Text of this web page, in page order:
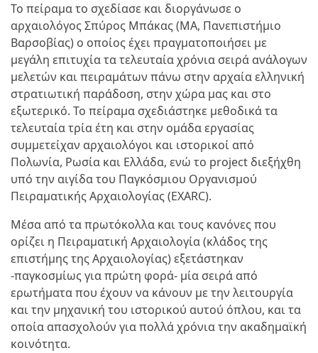
Το πείραμα το σχεδίασε και διοργάνωσε ο
αρχαιολόγος Σπύρος Μπάκας (MA, Πανεπιστήμιο
Βαρσοβίας) ο οποίος έχει πραγματοποιήσει με
μεγάλη επιτυχία τα τελευταία χρόνια σειρά ανάλογων
μελετών και πειραμάτων πάνω στην αρχαία ελληνική
στρατιωτική παράδοση, στην χώρα μας και στο
εξωτερικό. Το πείραμα σχεδιάστηκε μεθοδικά τα
τελευταία τρία έτη και στην ομάδα εργασίας
συμμετείχαν αρχαιολόγοι και ιστορικοί από
Πολωνία, Ρωσία και Ελλάδα, ενώ το project διεξήχθη
υπό την αιγίδα του Παγκόσμιου Οργανισμού
Πειραματικής Αρχαιολογίας (EXARC).
Μέσα από τα πρωτόκολλα και τους κανόνες που
ορίζει η Πειραματική Αρχαιολογία (κλάδος της
επιστήμης της Αρχαιολογίας) εξετάστηκαν
-παγκοσμίως για πρώτη φορά- μία σειρά από
ερωτήματα που έχουν να κάνουν με την λειτουργία
και την μηχανική του ιστορικού αυτού όπλου, και τα
οποία απασχολούν για πολλά χρόνια την ακαδημαϊκή
κοινότητα.